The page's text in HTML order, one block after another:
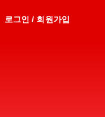
로그인 / 회원가입